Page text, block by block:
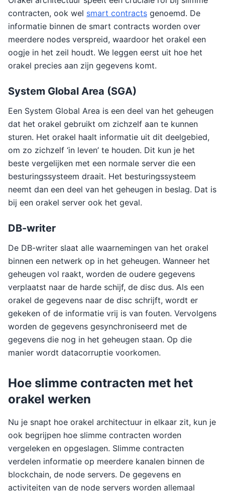
contracten, ook wel smart contracts genoemd. De
informatie binnen de smart contracts worden over
meerdere nodes verspreid, waardoor het orakel een
oogje in het zeil houdt. We leggen eerst uit hoe het
orakel precies aan zijn gegevens komt.
System Global Area (SGA)
Een System Global Area is een deel van het geheugen
dat het orakel gebruikt om zichzelf aan te kunnen
sturen. Het orakel haalt informatie uit dit deelgebied,
om zo zichzelf ‘in leven’ te houden. Dit kun je het
beste vergelijken met een normale server die een
besturingssysteem draait. Het besturingssysteem
neemt dan een deel van het geheugen in beslag. Dat is
bij een orakel server ook het geval.
DB-writer
De DB-writer slaat alle waarnemingen van het orakel
binnen een netwerk op in het geheugen. Wanneer het
geheugen vol raakt, worden de oudere gegevens
verplaatst naar de harde schijf, de disc dus. Als een
orakel de gegevens naar de disc schrijft, wordt er
gekeken of de informatie vrij is van fouten. Vervolgens
worden de gegevens gesynchroniseerd met de
gegevens die nog in het geheugen staan. Op die
manier wordt datacorruptie voorkomen.
Hoe slimme contracten met het
orakel werken
Nu je snapt hoe orakel architectuur in elkaar zit, kun je
ook begrijpen hoe slimme contracten worden
vergeleken en opgeslagen. Slimme contracten
verdelen informatie op meerdere kanalen binnen de
blockchain, de node servers. De gegevens en
activiteiten van de node servers worden allemaal